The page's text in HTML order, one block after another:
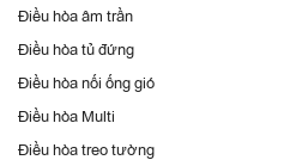
Điều hòa âm trần
Điều hòa tủ đứng
Điều hòa nối ống gió
Điều hòa Multi
Điều hòa treo tường